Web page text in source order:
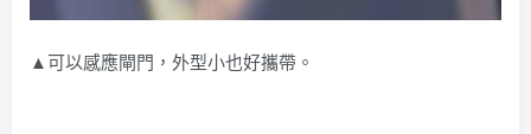
▲可以感應閘門，外型小也好攜帶。